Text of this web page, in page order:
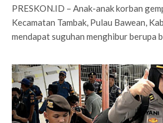
PRESKON.ID – Anak-anak korban
Kecamatan Tambak, Pulau Bawean,
mendapat suguhan menghibur berupa